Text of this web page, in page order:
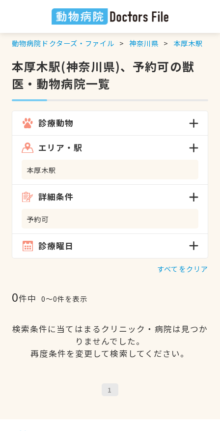
動物病院ドクターズ・ファイル 神奈川県 本厚木駅
本厚木駅(神奈川県)、予約可の獣
医・動物病院一覧
診療動物
エリア・駅
本厚木駅
詳細条件
予約可
診療曜日
すべてをクリア
0件中 0〜0件を表示
検索条件に当てはまるクリニック・病院は見つか
りませんでした。
再度条件を変更して検索してください。
1